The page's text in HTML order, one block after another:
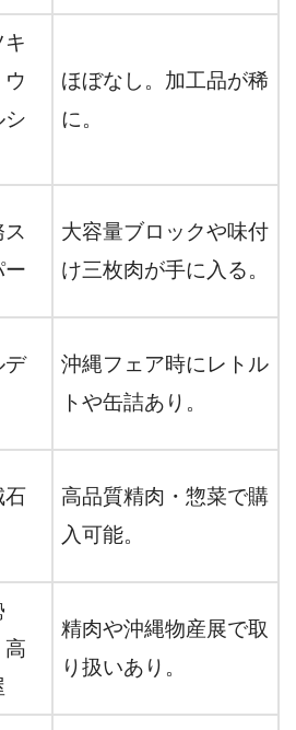
キ
ウ
シ
ほぼなし。加工品が稀
に。
ス
ー
大容量ブロックや味付
け三枚肉が手に入る。
デ
沖縄フェア時にレトル
トや缶詰あり。
石
高品質精肉・惣菜で購
入可能。
高
精肉や沖縄物産展で取
り扱いあり。